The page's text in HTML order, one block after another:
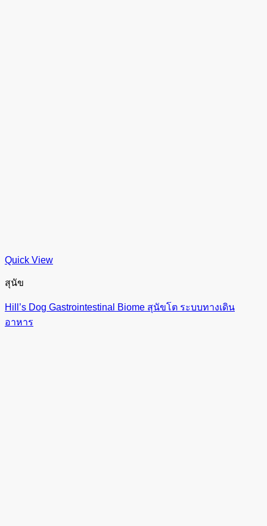
Quick View
สุนัข
Hill’s Dog Gastrointestinal Biome สุนัขโต ระบบทางเดิน
อาหาร